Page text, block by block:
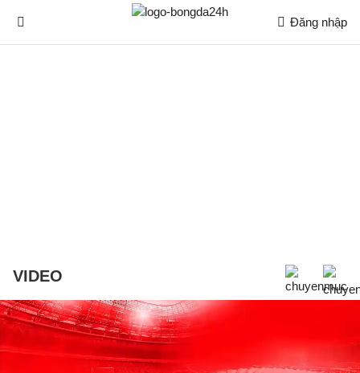
Đăng nhập
VIDEO